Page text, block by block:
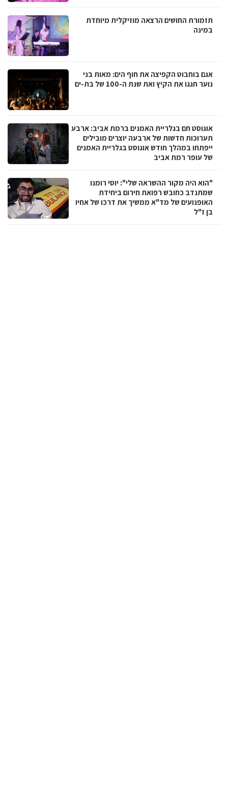
תזמורת החושים הרצאה מוזיקלית מיוחדת
במינה
אגם בוחבוט הקפיצה את חוף הים: מאות בני
נוער חגגו את הקיץ ואת שנת ה-100 של בת-ים
אוגוסט חם בגלריית האמנים ברמת אביב: ארבע
תערוכות חדשות של ארבעה יוצרים מובילים
ייפתחו במהלך חודש אוגוסט בגלריית האמנים
של עופר רמת אביב
"הוא היה מקור ההשראה שלי": יוסי רומנו
שמתנדב כחובש רפואת חירום ביחידת
האופנועים של מד"א ממשיך את דרכו של אחיו
בן ז"ל